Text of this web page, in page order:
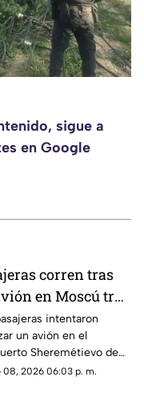
sigue a
en Google
corren tras
en Moscú tras
tarde a su vuelo
intentaron
un avión en el
Sheremétievo de
tras llegar tarde a su
08, 2026 06:03 p. m.